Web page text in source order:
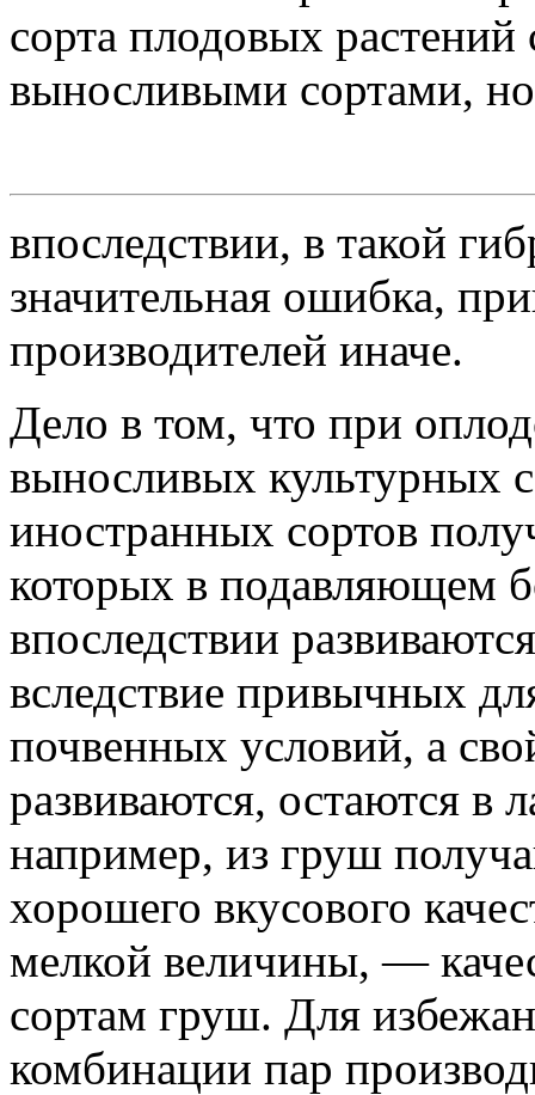
сорта плодовых
выносливыми сортами,
впоследствии, в такой
значительная ошибка,
производителей иначе.
Дело в том, что при
выносливых культурных
иностранных сортов
которых в подавляющем
впоследствии
вследствие привычных
почвенных условий, а
развиваются, остаются в
например, из груш
хорошего вкусового
мелкой величины, —
сортам груш. Для
комбинации пар